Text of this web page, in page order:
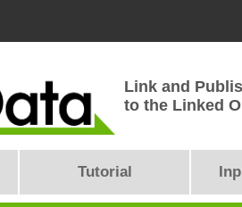
Link and
to the Linked
Tutorial